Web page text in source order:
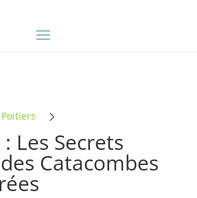
Poitiers 5
Les Secrets
Catacombes